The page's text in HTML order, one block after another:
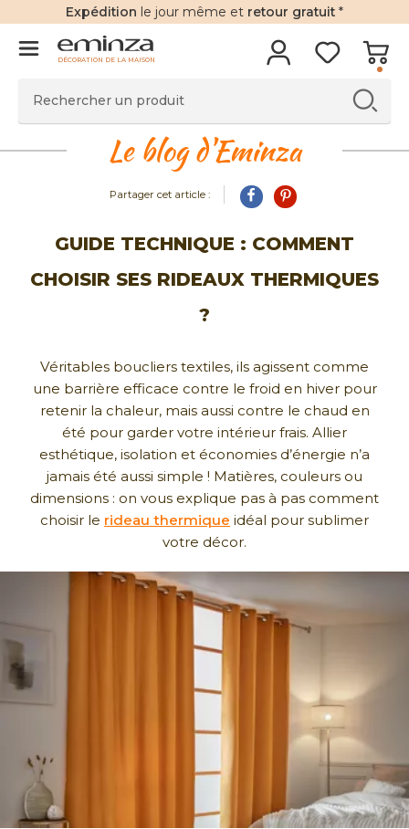
Expédition le jour même et retour gratuit *
DÉCORATION DE LA MAISON
Le blog d'Eminza
Partager cet article :
GUIDE TECHNIQUE : COMMENT
CHOISIR SES RIDEAUX THERMIQUES
?
Véritables boucliers textiles, ils agissent comme
une barrière efficace contre le froid en hiver pour
retenir la chaleur, mais aussi contre le chaud en
été pour garder votre intérieur frais. Allier
esthétique, isolation et économies d’énergie n’a
jamais été aussi simple ! Matières, couleurs ou
dimensions : on vous explique pas à pas comment
choisir le rideau thermique idéal pour sublimer
votre décor.